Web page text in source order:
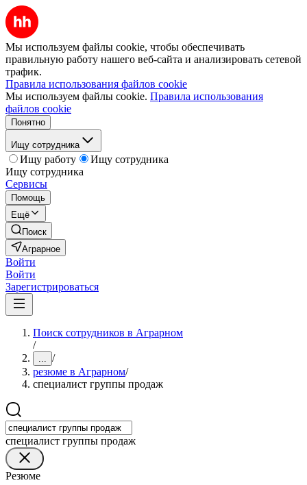
Мы используем файлы cookie, чтобы обеспечивать
правильную работу нашего веб-сайта и анализировать сетевой
трафик.
Правила использования файлов cookie
Мы используем файлы cookie. Правила использования
файлов cookie
Понятно
Ищу сотрудника
Ищу работу
Ищу сотрудника
Ищу сотрудника
Сервисы
Помощь
Ещё
Поиск
Аграрное
Войти
Войти
Зарегистрироваться
Поиск сотрудников в Аграрном
/
... /
резюме в Аграрном/
специалист группы продаж
специалист группы продаж
Резюме